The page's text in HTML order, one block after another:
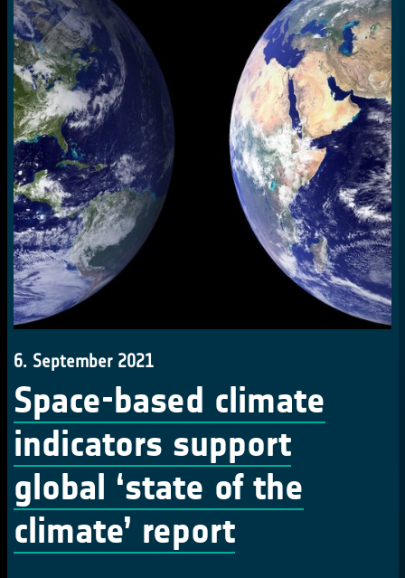
6. September 2021
Space-based climate
indicators support
global ‘state of the
climate’ report